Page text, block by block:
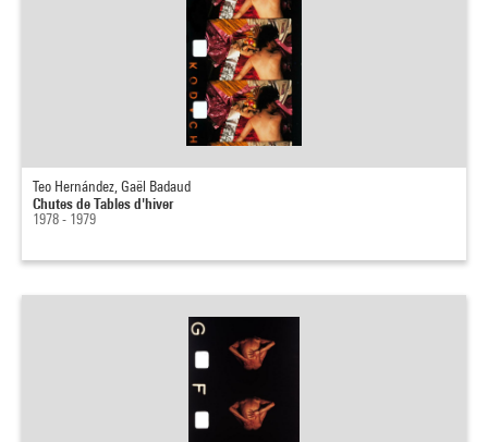
Teo Hernández, Gaël Badaud
Chutes de Tables d'hiver
1978 - 1979